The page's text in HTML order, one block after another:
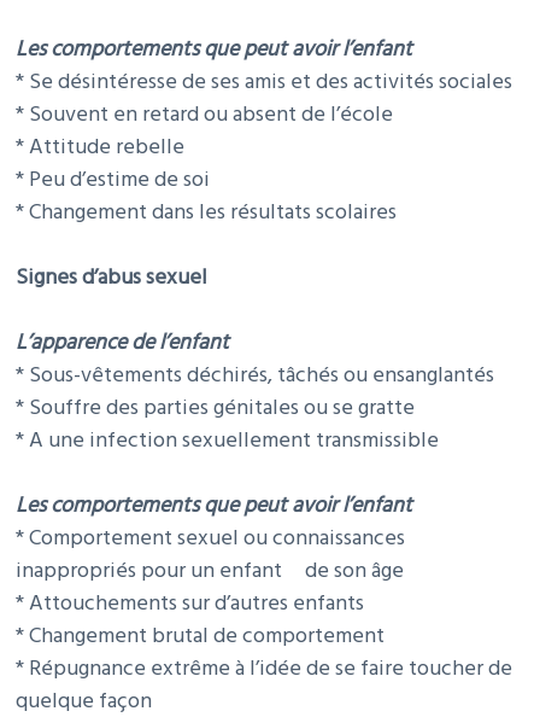
Les comportements que peut avoir l’enfant
* Se désintéresse de ses amis et des activités sociales
* Souvent en retard ou absent de l’école
* Attitude rebelle
* Peu d’estime de soi
* Changement dans les résultats scolaires
Signes d’abus sexuel
L’apparence de l’enfant
* Sous-vêtements déchirés, tâchés ou ensanglantés
* Souffre des parties génitales ou se gratte
* A une infection sexuellement transmissible
Les comportements que peut avoir l’enfant
* Comportement sexuel ou connaissances
inappropriés pour un enfant de son âge
* Attouchements sur d’autres enfants
* Changement brutal de comportement
* Répugnance extrême à l’idée de se faire toucher de
quelque façon